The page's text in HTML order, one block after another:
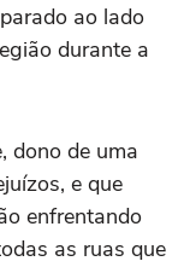
ao lado
durante a
dono de uma
e que
enfrentando
as ruas que